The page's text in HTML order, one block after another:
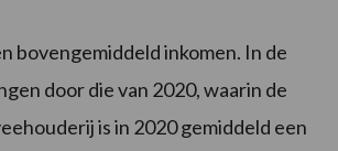
bovengemiddeld inkomen. In de
door die van 2020, waarin de
is in 2020 gemiddeld een